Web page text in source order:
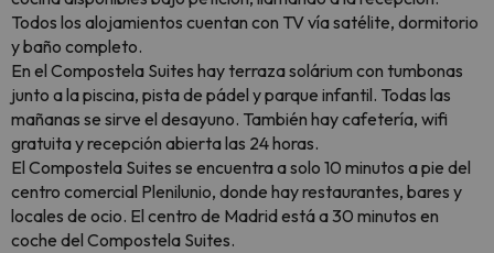
Todos los alojamientos cuentan con TV vía satélite, dormitorio
y baño completo.
En el Compostela Suites hay terraza solárium con tumbonas
junto a la piscina, pista de pádel y parque infantil. Todas las
mañanas se sirve el desayuno. También hay cafetería, wifi
gratuita y recepción abierta las 24 horas.
El Compostela Suites se encuentra a solo 10 minutos a pie del
centro comercial Plenilunio, donde hay restaurantes, bares y
locales de ocio. El centro de Madrid está a 30 minutos en
coche del Compostela Suites.